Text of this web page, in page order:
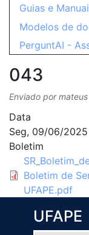
043
Enviado pormateus
Data
Seg, 09/06/
Boletim
Boletim de
UFAPE.pdf
Guias e
Modelos de
PerguntAI -
UFAPE